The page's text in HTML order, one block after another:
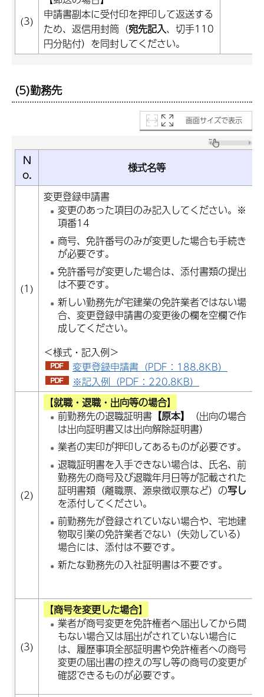
(3)
申請書副本に受付印を押印して返送する
ため、返信用封筒（宛先記入、切手110
円分貼付）を同封してください。
(5)勤務先
画面サイズで表示
N
o.
様式名等
(1)
変更登録申請書
変更のあった項目のみ記入してください。※
項番14
商号、免許番号のみが変更した場合も手続き
が必要です。
免許番号が変更した場合は、添付書類の提出
は不要です。
新しい勤務先が宅建業の免許業者ではない場
合、変更登録申請書の変更後の欄を空欄で作
成してください。
＜様式・記入例＞
変更登録申請書（PDF：188.8KB）
※記入例（PDF：220.8KB）
(2)
【就職・退職・出向等の場合】
前勤務先の退職証明書 【原本】
（出向の場合
は出向証明書又は出向解除証明書）
業者の実印が押印してあるものが必要です。
退職証明書を入手できない場合は、氏名、前
勤務先の商号及び退職年月日等が記載された
証明書類（離職票、源泉徴収票など）の写し
を添付してください。
前勤務先が登録されていない場合や、宅地建
物取引業の免許業者でない（失効している）
場合には、添付は不要です。
新たな勤務先の入社証明書は不要です。
(3)
【商号を変更した場合】
業者が商号変更を免許権者へ届出してから間
もない場合又は届出がされていない場合に
は、履歴事項全部証明書や免許権者への商号
変更の届出書の控えの写し等の商号の変更が
確認できるものが必要です。